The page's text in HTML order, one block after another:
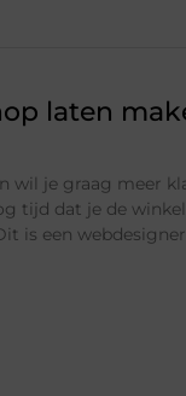
laten
wil je graag meer
tijd dat je de
is een